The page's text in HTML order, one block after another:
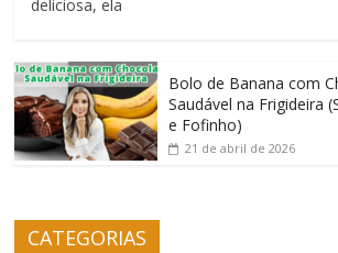
deliciosa, ela
Bolo de Banana com
Saudável na Frigideira
e Fofinho)
21 de abril de 2026
CATEGORIAS